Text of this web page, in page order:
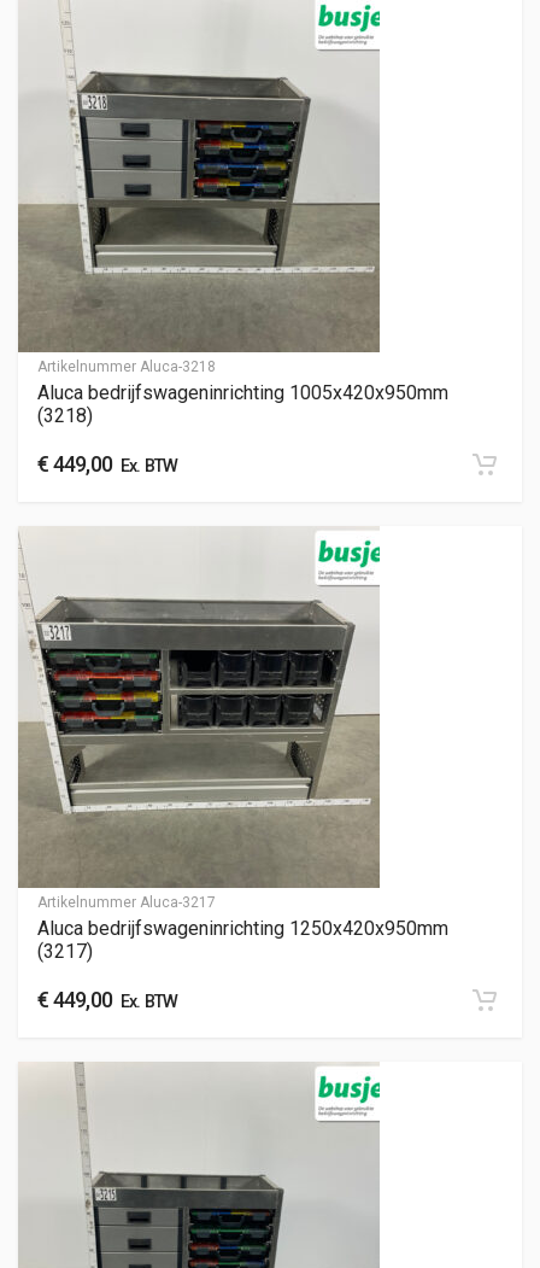
Artikelnummer Aluca-3218
Aluca bedrijfswageninrichting 1005x420x950mm
(3218)
€449,00Ex. BTW
Artikelnummer Aluca-3217
Aluca bedrijfswageninrichting 1250x420x950mm
(3217)
€449,00Ex. BTW